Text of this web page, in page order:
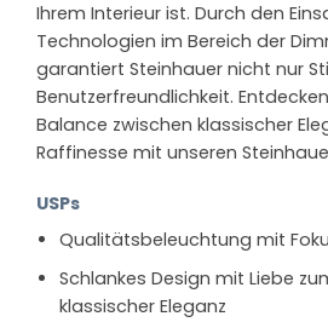
Ihrem Interieur ist. Durch den
Technologien im Bereich der
garantiert Steinhauer nicht nur
Benutzerfreundlichkeit.
Balance zwischen klassischer
Raffinesse mit unseren
USPs
Qualitätsbeleuchtung mit
Schlankes Design mit Liebe
klassischer Eleganz